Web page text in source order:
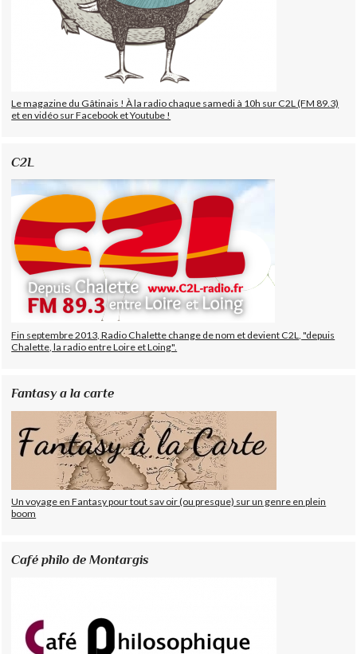
Le magazine du Gâtinais ! À la radio chaque samedi à 10h sur C2L (FM 89.3)
et en vidéo sur Facebook et Youtube !
C2L
Fin septembre 2013, Radio Chalette change de nom et devient C2L, "depuis
Chalette, la radio entre Loire et Loing".
Fantasy a la carte
Un voyage en Fantasy pour tout sav oir (ou presque) sur un genre en plein
boom
Café philo de Montargis